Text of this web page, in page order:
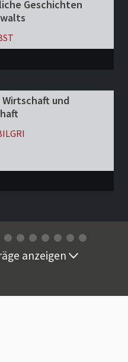
anzeigen